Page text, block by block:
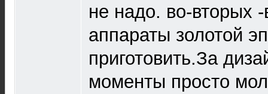
не надо. во-вторых
аппараты золотой
приготовить.За
моменты просто